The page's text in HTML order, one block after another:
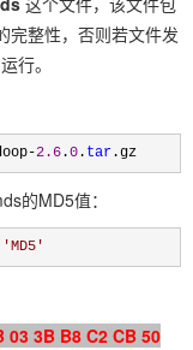
完整性，否则若文件发
行。
2.6 .0 . tar .gz
的MD5值：
'MD5 '
03 3B B8 C2 CB 50